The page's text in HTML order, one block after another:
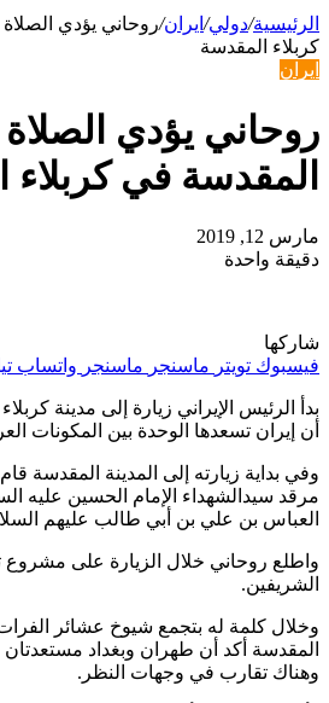
الرئيسية/دولي/ ايران/روحاني يؤدي
كربلاء المقدسة
ايران
روحاني يؤدي الصلاة
المقدسة في كربلاء
مارس 12, 2019
دقيقة واحدة
شاركها
فيسبوك تويتر ماسنجر ماسنجر واتساب
بدأ الرئيس الإيراني زيارة إلى مدينة
أن إيران تسعدها الوحدة بين المكونات
وفي بداية زيارته إلى المدينة المقدسة
مرقد سيدالشهداء الإمام الحسين عليه
العباس بن علي بن أبي طالب عليهم
واطلع روحاني خلال الزيارة على
الشريفين.
وخلال كلمة له بتجمع شيوخ عشائر
المقدسة أكد أن طهران وبغداد مستعدتان
وهناك تقارب في وجهات النظر.